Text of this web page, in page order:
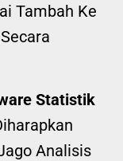
Tambah Ke
Statistik
Analisis